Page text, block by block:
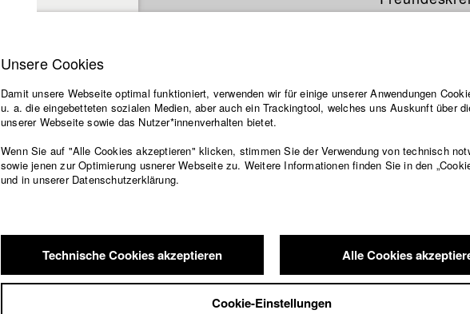
Service
Studierende / Alumni
Unsere Cookies
Damit unsere Webseite optimal funktioniert, verwenden wir für einige unserer Anwendungen
u. a. die eingebetteten sozialen Medien, aber auch ein Trackingtool, welches uns Auskunft über
unserer Webseite sowie das Nutzer*innenverhalten bietet.
Wenn Sie auf "Alle Cookies akzeptieren" klicken, stimmen Sie der Verwendung von technisch
sowie jenen zur Optimierung usnerer Webseite zu. Weitere Informationen finden Sie in den
und in unserer Datenschutzerklärung.
Technische Cookies akzeptieren Alle Cookies
Cookie-Einstellungen